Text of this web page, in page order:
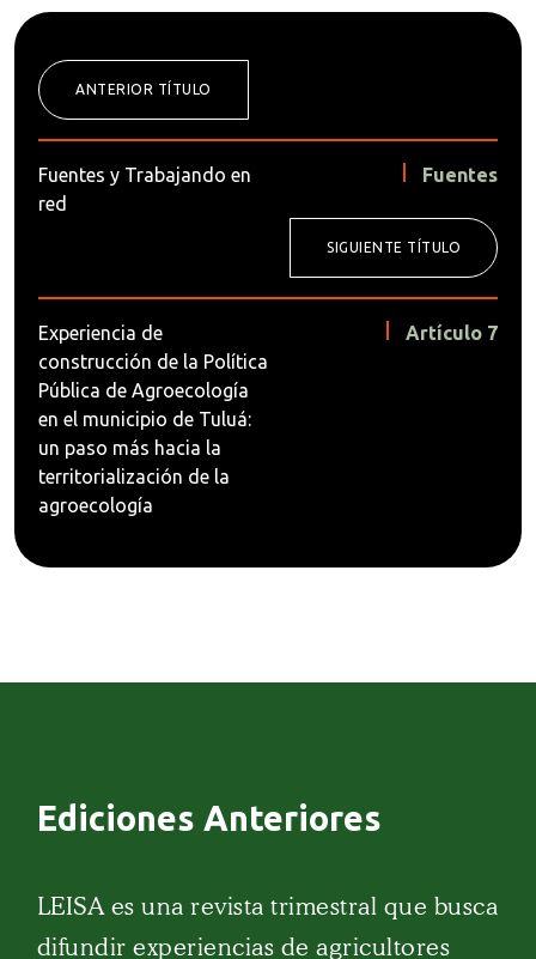
ANTERIOR TÍTULO
Fuentes y Trabajando en
red
Fuentes
SIGUIENTE TÍTULO
Experiencia de
construcción de la Política
Pública de Agroecología
en el municipio de Tuluá:
un paso más hacia la
territorialización de la
agroecología
Artículo 7
Ediciones Anteriores
LEISA es una revista trimestral que busca
difundir experiencias de agricultores